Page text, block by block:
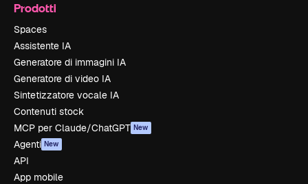
Prodotti
Spaces
Assistente IA
Generatore di immagini IA
Generatore di video IA
Sintetizzatore vocale IA
Contenuti stock
MCP per Claude/ChatGPT New
Agenti New
API
App mobile